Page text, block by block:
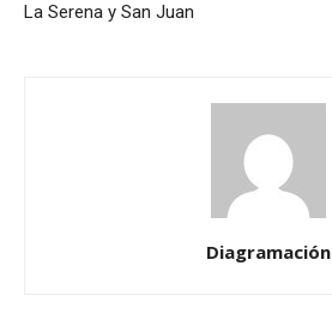
La Serena y San Juan
Diagramación